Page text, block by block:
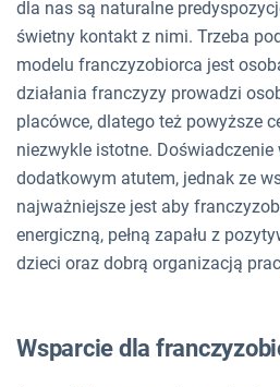
dla nas są naturalne
świetny kontakt z nimi. Trzeba
modelu franczyzobiorca jest
działania franczyzy prowadzi
placówce, dlatego też powyższe
niezwykle istotne.
dodatkowym atutem, jednak ze
najważniejsze jest aby
energiczną, pełną zapału z
dzieci oraz dobrą organizacją
Wsparcie dla